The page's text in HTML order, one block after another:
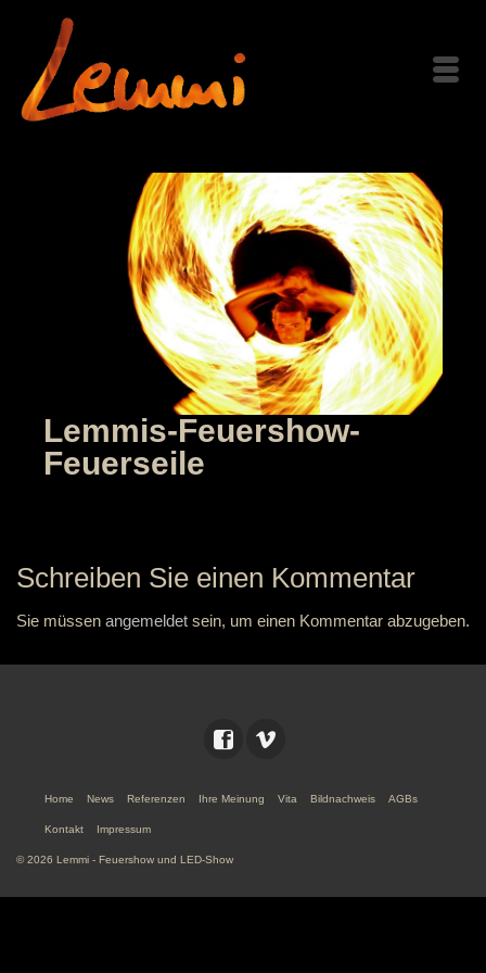
Lemmis-Feuershow-
Feuerseile
Schreiben Sie einen Kommentar
Sie müssen angemeldet sein, um einen Kommentar abzugeben.
Home News Referenzen Ihre Meinung Vita Bildnachweis AGBs
Kontakt Impressum
© 2026 Lemmi - Feuershow und LED-Show